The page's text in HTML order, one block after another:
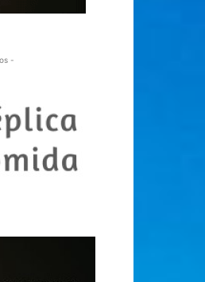
-